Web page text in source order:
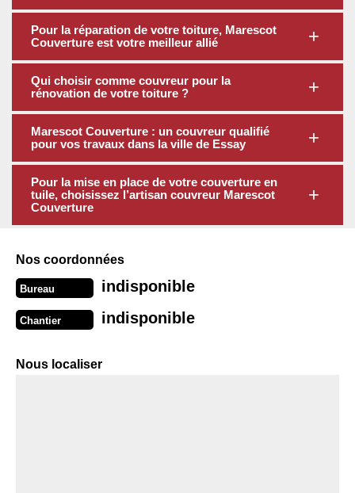
Pour la réparation de votre toiture, Marescot
Couverture est votre meilleur allié
Qui choisir comme couvreur pour la
rénovation de votre toiture ?
Marescot Couverture : un couvreur qualifié
pour vos travaux dans la ville de Essay
Pour la mise en place de votre couverture en
tuile, choisissez l’artisan couvreur Marescot
Couverture
Nos coordonnées
Bureau indisponible
Chantier indisponible
Nous localiser